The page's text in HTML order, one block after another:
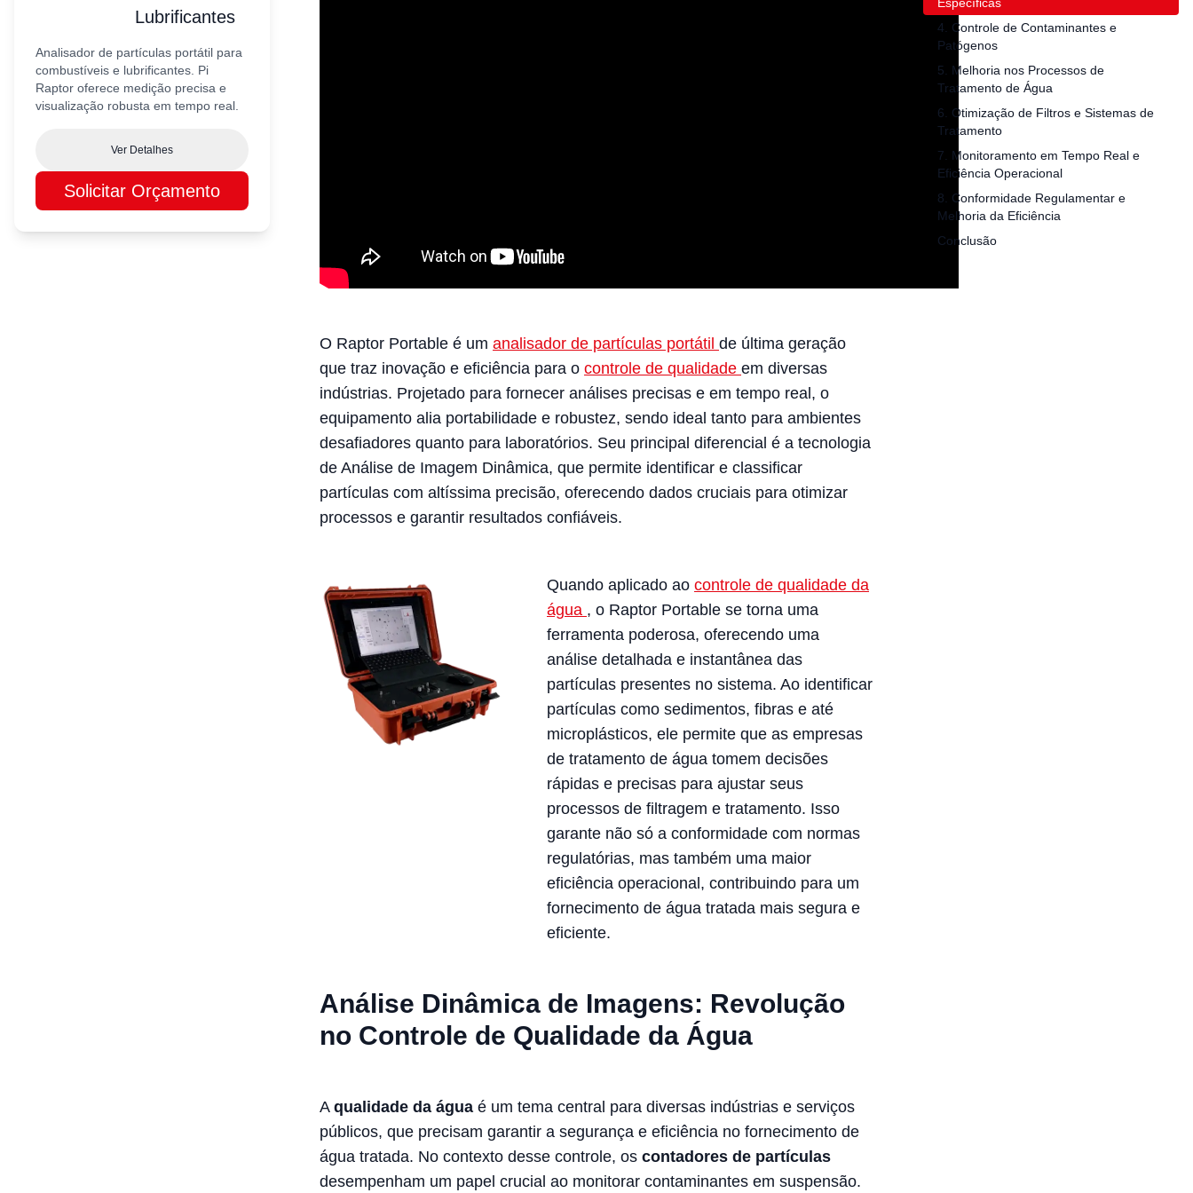
Lubrificantes
Analisador de partículas portátil para
combustíveis e lubrificantes. Pi
Raptor oferece medição precisa e
visualização robusta em tempo real.
Ver Detalhes
Solicitar Orçamento
O Raptor Portable é um analisador de partículas portátil de última geração
que traz inovação e eficiência para o controle de qualidade em diversas
indústrias. Projetado para fornecer análises precisas e em tempo real, o
equipamento alia portabilidade e robustez, sendo ideal tanto para ambientes
desafiadores quanto para laboratórios. Seu principal diferencial é a tecnologia
de Análise de Imagem Dinâmica, que permite identificar e classificar
partículas com altíssima precisão, oferecendo dados cruciais para otimizar
processos e garantir resultados confiáveis.
Quando aplicado ao controle de qualidade da
água , o Raptor Portable se torna uma
ferramenta poderosa, oferecendo uma
análise detalhada e instantânea das
partículas presentes no sistema. Ao identificar
partículas como sedimentos, fibras e até
microplásticos, ele permite que as empresas
de tratamento de água tomem decisões
rápidas e precisas para ajustar seus
processos de filtragem e tratamento. Isso
garante não só a conformidade com normas
regulatórias, mas também uma maior
eficiência operacional, contribuindo para um
fornecimento de água tratada mais segura e
eficiente.
Análise Dinâmica de Imagens: Revolução
no Controle de Qualidade da Água
A qualidade da água é um tema central para diversas indústrias e serviços
públicos, que precisam garantir a segurança e eficiência no fornecimento de
água tratada. No contexto desse controle, os contadores de partículas
desempenham um papel crucial ao monitorar contaminantes em suspensão.
4. Controle de Contaminantes e
Patógenos
5. Melhoria nos Processos de
Tratamento de Água
6. Otimização de Filtros e Sistemas de
Tratamento
7. Monitoramento em Tempo Real e
Eficiência Operacional
8. Conformidade Regulamentar e
Melhoria da Eficiência
Conclusão